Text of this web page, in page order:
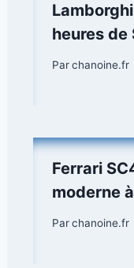
heures de
Parchanoine.fr
Ferrari
moderne
Parchanoine.fr